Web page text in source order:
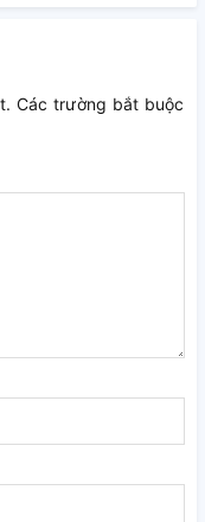
Các trường bắt buộc